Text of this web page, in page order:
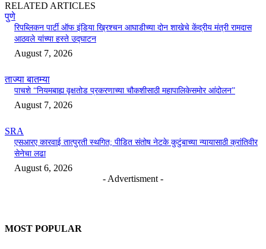
RELATED ARTICLES
पुणे
रिपब्लिकन पार्टी ऑफ इंडिया ख्रिश्चन आघाडीच्या दोन शाखेचे केंद्रीय मंत्री रामदास
आठवले यांच्या हस्ते उद्घाटन
August 7, 2026
ताज्या बातम्या
पाचशे “नियमबाह्य वृक्षतोड प्रकरणाच्या चौकशीसाठी महापालिकेसमोर आंदोलन”
August 7, 2026
SRA
एसआरए कारवाई तात्पुरती स्थगित; पीडित संतोष नेटके कुटुंबाच्या न्यायासाठी क्रांतिवीर
सेनेचा लढा
August 6, 2026
- Advertisment -
MOST POPULAR